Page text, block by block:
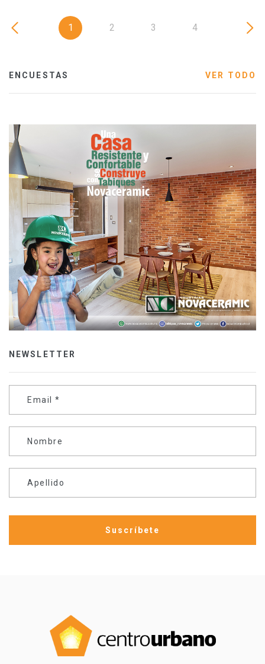
1 2 3 4
ENCUESTAS VER TODO
NEWSLETTER
Email *
Nombre
Apellido